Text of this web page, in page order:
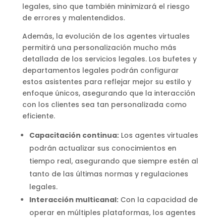
legales, sino que también minimizará el riesgo
de errores y malentendidos.
Además, la evolución de los agentes virtuales
permitirá una personalización mucho más
detallada de los servicios legales. Los bufetes y
departamentos legales podrán configurar
estos asistentes para reflejar mejor su estilo y
enfoque únicos, asegurando que la interacción
con los clientes sea tan personalizada como
eficiente.
Capacitación continua:Los agentes virtuales
podrán actualizar sus conocimientos en
tiempo real, asegurando que siempre estén al
tanto de las últimas normas y regulaciones
legales.
Interacción multicanal:Con la capacidad de
operar en múltiples plataformas, los agentes